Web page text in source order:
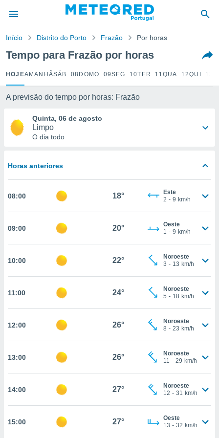
da
foi
as
fornecidas
ou
permite-
a
todos os
no
um perfil
e
CONFIGURAÇÕES
Início Distrito do Porto Frazão Por horas
Tempo para Frazão por horas
HOJEAMANHÃSÁB. 08 DOMO. 09SEG. 10TER. 11QUA. 12QUI. 13
A previsão do tempo por horas: Frazão
Quinta, 06 de agosto
Limpo
O dia todo
Horas anteriores
08:00 18°
Este
2 - 9 km/h
09:00 20°
Oeste
1 - 9 km/h
10:00 22°
Noroeste
3 - 13 km/h
11:00 24°
Noroeste
5 - 18 km/h
12:00 26°
Noroeste
8 - 23 km/h
13:00 26°
Noroeste
11 - 29 km/h
14:00 27°
Noroeste
12 - 31 km/h
15:00 27°
Oeste
13 - 32 km/h